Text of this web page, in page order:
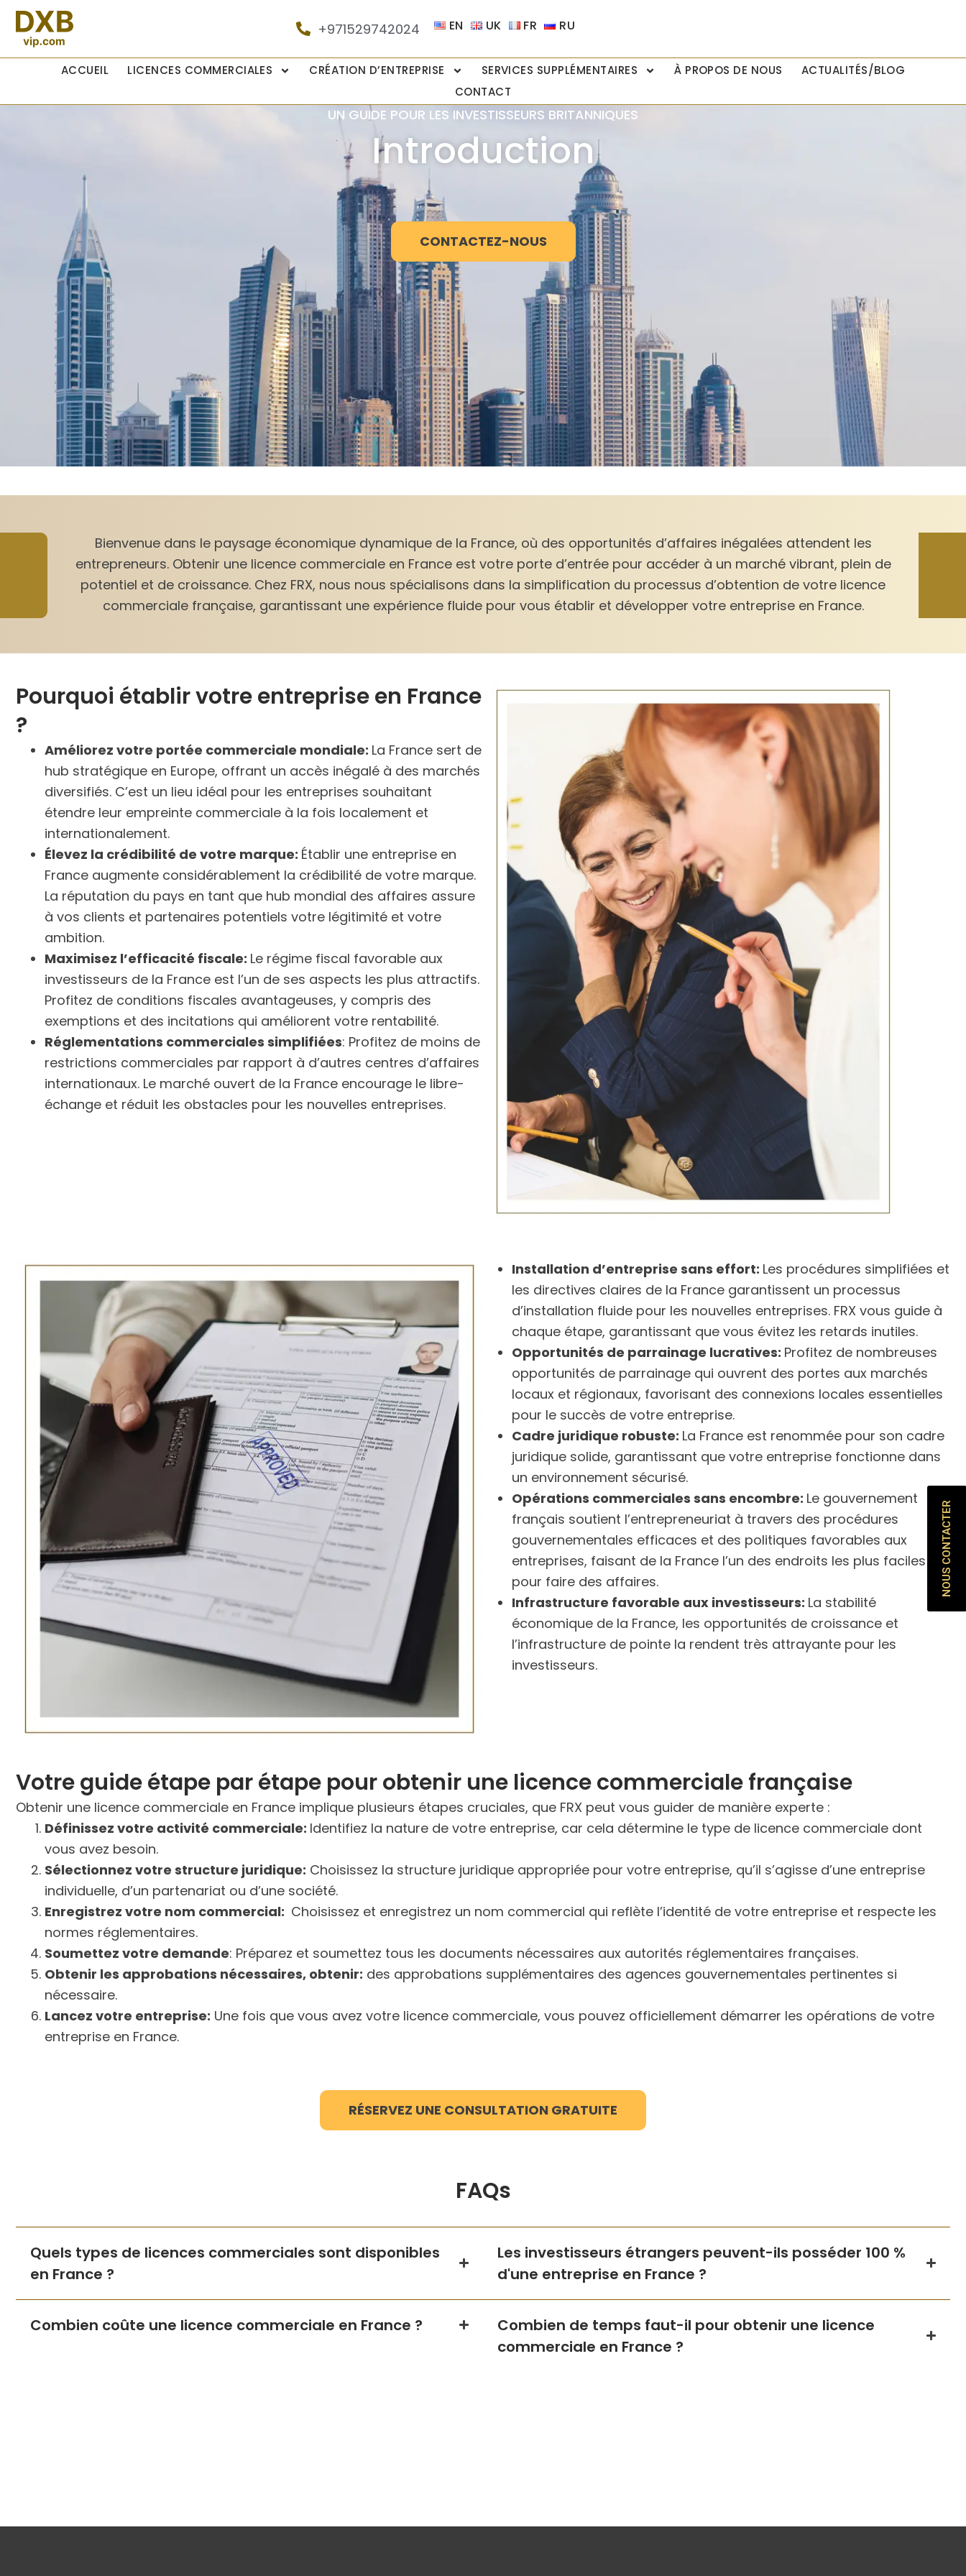
+971529742024 EN UK FR RU
ACCUEIL LICENCES COMMERCIALES CRÉATION D’ENTREPRISE SERVICES SUPPLÉMENTAIRES À PROPOS DE NOUS
ACTUALITÉS/BLOG
CONTACT
UN GUIDE POUR LES INVESTISSEURS BRITANNIQUES
Introduction
CONTACTEZ-NOUS
Bienvenue dans le paysage économique dynamique de la France, où des opportunités d’affaires inégalées attendent les
entrepreneurs. Obtenir une licence commerciale en France est votre porte d’entrée pour accéder à un marché vibrant, plein de
potentiel et de croissance. Chez FRX, nous nous spécialisons dans la simplification du processus d’obtention de votre licence
commerciale française, garantissant une expérience fluide pour vous établir et développer votre entreprise en France.
Pourquoi établir votre entreprise en France
?
Améliorez votre portée commerciale mondiale: La France sert de
hub stratégique en Europe, offrant un accès inégalé à des marchés
diversifiés. C’est un lieu idéal pour les entreprises souhaitant
étendre leur empreinte commerciale à la fois localement et
internationalement.
Élevez la crédibilité de votre marque: Établir une entreprise en
France augmente considérablement la crédibilité de votre marque.
La réputation du pays en tant que hub mondial des affaires assure
à vos clients et partenaires potentiels votre légitimité et votre
ambition.
Maximisez l’efficacité fiscale: Le régime fiscal favorable aux
investisseurs de la France est l’un de ses aspects les plus attractifs.
Profitez de conditions fiscales avantageuses, y compris des
exemptions et des incitations qui améliorent votre rentabilité.
Réglementations commerciales simplifiées: Profitez de moins de
restrictions commerciales par rapport à d’autres centres d’affaires
internationaux. Le marché ouvert de la France encourage le libre-
échange et réduit les obstacles pour les nouvelles entreprises.
Installation d’entreprise sans effort: Les procédures simplifiées et
les directives claires de la France garantissent un processus
d’installation fluide pour les nouvelles entreprises. FRX vous guide à
chaque étape, garantissant que vous évitez les retards inutiles.
Opportunités de parrainage lucratives: Profitez de nombreuses
opportunités de parrainage qui ouvrent des portes aux marchés
locaux et régionaux, favorisant des connexions locales essentielles
pour le succès de votre entreprise.
Cadre juridique robuste: La France est renommée pour son cadre
juridique solide, garantissant que votre entreprise fonctionne dans
un environnement sécurisé.
Opérations commerciales sans encombre: Le gouvernement
français soutient l’entrepreneuriat à travers des procédures
gouvernementales efficaces et des politiques favorables aux
entreprises, faisant de la France l’un des endroits les plus faciles
pour faire des affaires.
Infrastructure favorable aux investisseurs: La stabilité
économique de la France, les opportunités de croissance et
l’infrastructure de pointe la rendent très attrayante pour les
investisseurs.
Votre guide étape par étape pour obtenir une licence commerciale française
Obtenir une licence commerciale en France implique plusieurs étapes cruciales, que FRX peut vous guider de manière experte :
Définissez votre activité commerciale: Identifiez la nature de votre entreprise, car cela détermine le type de licence commerciale dont
vous avez besoin.
Sélectionnez votre structure juridique: Choisissez la structure juridique appropriée pour votre entreprise, qu’il s’agisse d’une entreprise
individuelle, d’un partenariat ou d’une société.
Enregistrez votre nom commercial: Choisissez et enregistrez un nom commercial qui reflète l’identité de votre entreprise et respecte les
normes réglementaires.
Soumettez votre demande: Préparez et soumettez tous les documents nécessaires aux autorités réglementaires françaises.
Obtenir les approbations nécessaires, obtenir: des approbations supplémentaires des agences gouvernementales pertinentes si
nécessaire.
Lancez votre entreprise: Une fois que vous avez votre licence commerciale, vous pouvez officiellement démarrer les opérations de votre
entreprise en France.
RÉSERVEZ UNE CONSULTATION GRATUITE
FAQs
Quels types de licences commerciales sont disponibles
en France ?
Combien coûte une licence commerciale en France ?
Les investisseurs étrangers peuvent-ils posséder 100 %
d'une entreprise en France ?
Combien de temps faut-il pour obtenir une licence
commerciale en France ?
NOUS CONTACTER